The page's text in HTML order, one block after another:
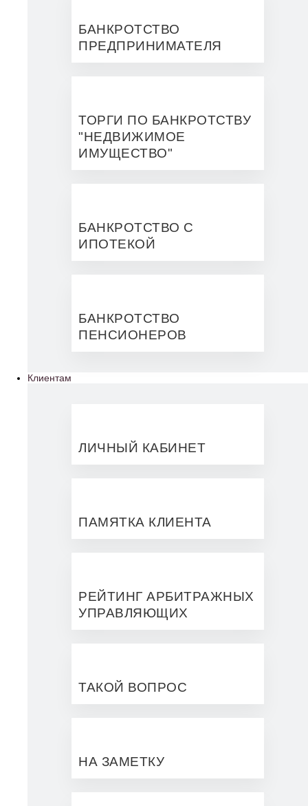
БАНКРОТСТВО
ПРЕДПРИНИМАТЕЛЯ
ТОРГИ ПО БАНКРОТСТВУ
"НЕДВИЖИМОЕ
ИМУЩЕСТВО"
БАНКРОТСТВО С
ИПОТЕКОЙ
БАНКРОТСТВО
ПЕНСИОНЕРОВ
Клиентам
ЛИЧНЫЙ КАБИНЕТ
ПАМЯТКА КЛИЕНТА
РЕЙТИНГ АРБИТРАЖНЫХ
УПРАВЛЯЮЩИХ
ТАКОЙ ВОПРОС
НА ЗАМЕТКУ